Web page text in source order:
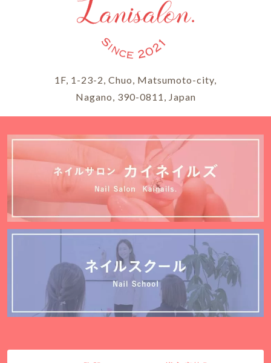
1F, 1-23-2, Chuo, Matsumoto-city,
Nagano, 390-0811, Japan